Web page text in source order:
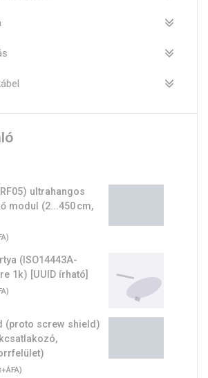
ultrahangos
modul (2...450 cm,
(ISO14443A-
1k) [UUID írható]
(proto screw shield)
+ÁFA)